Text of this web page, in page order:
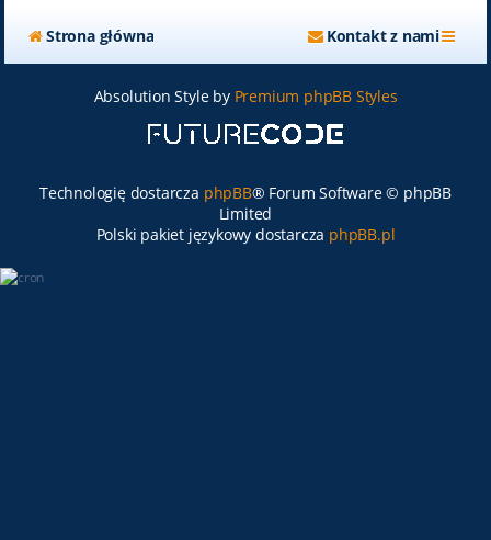
Strona główna Kontakt z nami
Absolution Style by Premium phpBB Styles
Technologię dostarcza phpBB® Forum Software © phpBB
Limited
Polski pakiet językowy dostarcza phpBB.pl